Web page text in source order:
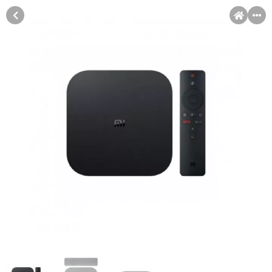
Račun
Pomoć pri kupovini
slikovito prikazanih kartica ispod.